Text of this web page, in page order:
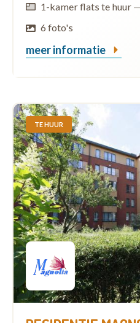
1-kamer flats te huur —
6 foto's
meer informatie
TE HUUR